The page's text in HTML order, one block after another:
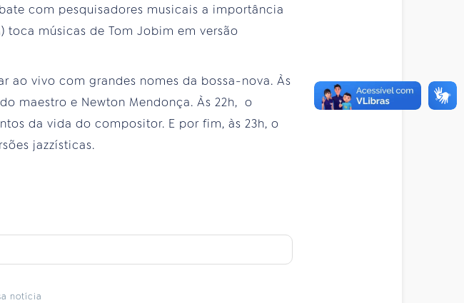
com pesquisadores musicais a importância
toca músicas de Tom Jobim em versão
ao vivo com grandes nomes da bossa-nova. Às
maestro e Newton Mendonça. Às 22h, o
da vida do compositor. E por fim, às 23h, o
jazzísticas.
notícia